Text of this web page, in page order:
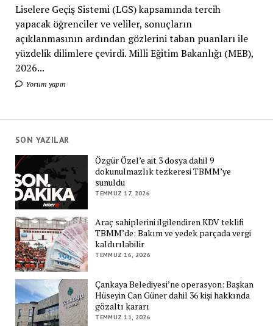
Liselere Geçiş Sistemi (LGS) kapsamında tercih
yapacak öğrenciler ve veliler, sonuçların
açıklanmasının ardından gözlerini taban puanları ile
yüzdelik dilimlere çevirdi. Milli Eğitim Bakanlığı (MEB),
2026...
Yorum yapın
SON YAZILAR
Özgür Özel’e ait 3 dosya dahil 9
dokunulmazlık tezkeresi TBMM’ye
sunuldu
TEMMUZ 17, 2026
Araç sahiplerini ilgilendiren KDV teklifi
TBMM’de: Bakım ve yedek parçada vergi
kaldırılabilir
TEMMUZ 16, 2026
Çankaya Belediyesi’ne operasyon: Başkan
Hüseyin Can Güner dahil 36 kişi hakkında
gözaltı kararı
TEMMUZ 11, 2026